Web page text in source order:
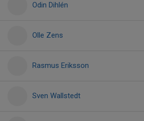
Odin Dihlén
Olle Zens
Rasmus Eriksson
Sven Wallstedt